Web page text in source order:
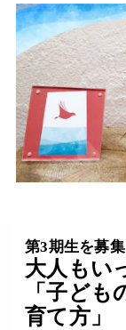
第3期生を募
大人もい
「子ど
育て方」